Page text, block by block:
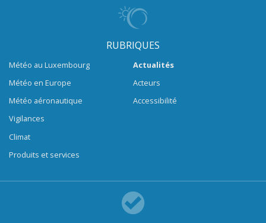
RUBRIQUES
Météo au Luxembourg
Météo en Europe
Météo aéronautique
Vigilances
Climat
Produits et services
Actualités
Acteurs
Accessibilité